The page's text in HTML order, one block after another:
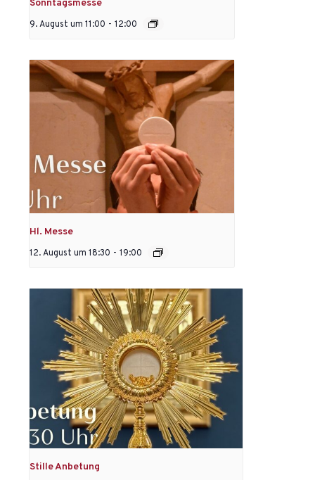
Sonntagsmesse
9. August um 11:00 - 12:00
Hl. Messe
12. August um 18:30 - 19:00
Stille Anbetung